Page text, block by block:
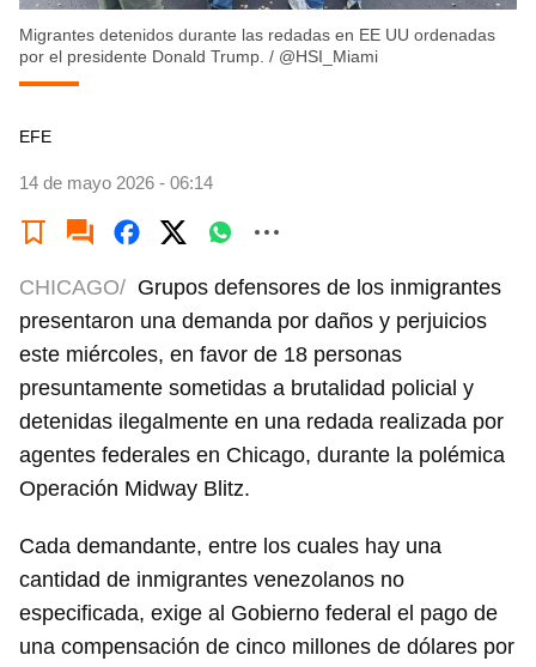
Migrantes detenidos durante las redadas en EE UU ordenadas
por el presidente Donald Trump. / @HSI_Miami
EFE
14 de mayo 2026 - 06:14
CHICAGO/ Grupos defensores de los inmigrantes
presentaron una demanda por daños y perjuicios
este miércoles, en favor de 18 personas
presuntamente sometidas a brutalidad policial y
detenidas ilegalmente en una redada realizada por
agentes federales en Chicago, durante la polémica
Operación Midway Blitz.
Cada demandante, entre los cuales hay una
cantidad de inmigrantes venezolanos no
especificada, exige al Gobierno federal el pago de
una compensación de cinco millones de dólares por